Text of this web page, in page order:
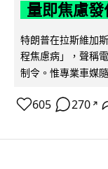
量即焦慮
特朗普在拉斯維加
程焦慮病」，聲稱
制令。惟專業車媒
605 270 ↗